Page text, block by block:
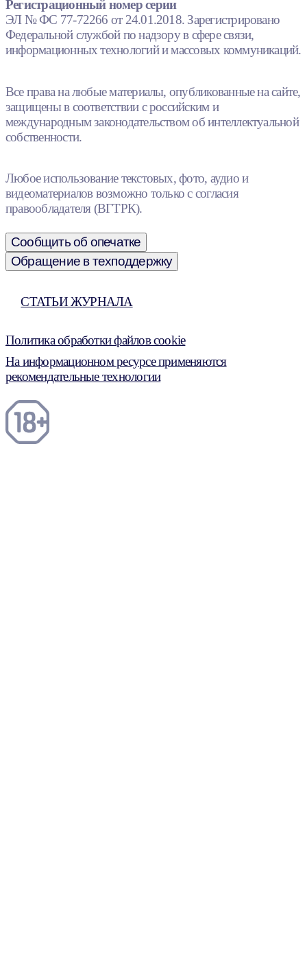
Регистрационный номер серии
ЭЛ № ФС 77-72266 от 24.01.2018. Зарегистрировано
Федеральной службой по надзору в сфере связи,
информационных технологий и массовых коммуникаций.
Все права на любые материалы, опубликованные на сайте,
защищены в соответствии с российским и
международным законодательством об интеллектуальной
собственности.
Любое использование текстовых, фото, аудио и
видеоматериалов возможно только с согласия
правообладателя (ВГТРК).
Сообщить об опечатке
Обращение в техподдержку
СТАТЬИ ЖУРНАЛА
Политика обработки файлов cookie
На информационном ресурсе применяются
рекомендательные технологии